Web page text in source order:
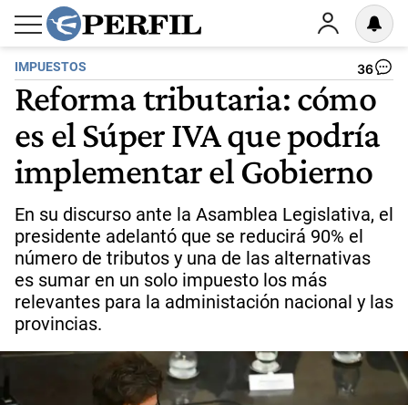
IMPUESTOS 36
Reforma tributaria: cómo
es el Súper IVA que podría
implementar el Gobierno
En su discurso ante la Asamblea Legislativa, el
presidente adelantó que se reducirá 90% el
número de tributos y una de las alternativas
es sumar en un solo impuesto los más
relevantes para la administación nacional y las
provincias.